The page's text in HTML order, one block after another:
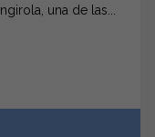
una de las...